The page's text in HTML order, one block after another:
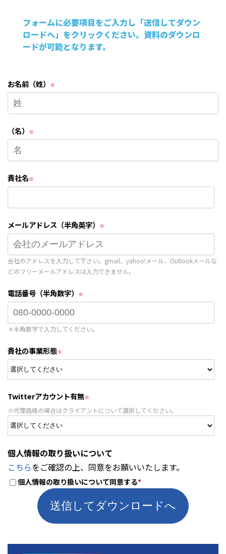
フォームに必要項目をご入力し 「送信してダウン
ロードへ」をクリックください。 資料のダウンロ
ードが可能となります。
お名前（姓）
（名）
貴社名
メールアドレス（半角英字）
会社のアドレスを入力して下さい。gmail、yahoo!メール、Outlookメールな
どのフリーメールアドレスは入力できません。
電話番号（半角数字）
＊半角数字で入力してください。
貴社の事業形態
Twitterアカウント有無
※代理店様の場合はクライアントについて選択してください。
個人情報の取り扱いについて
こちらをご確認の上、同意をお願いいたします。
個人情報の取り扱いについて同意する*